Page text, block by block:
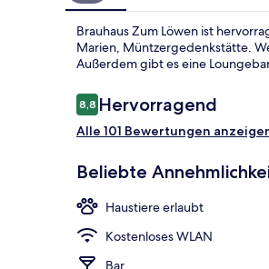
Brauhaus Zum Löwen ist
Marien, Müntzergedenkstätte.
Außerdem gibt es eine
Bewertungen
8,88,8 von 10.
Hervorragend
Alle 101 Bewertungen
Beliebte
Haustiere erlaubt
Kostenloses WLAN
Bar